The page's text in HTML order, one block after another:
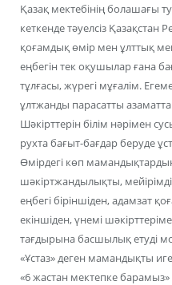
Қазақ мектебінің болашағы
кеткенде тәуелсіз
қоғамдық өмір мен ұлттық
еңбегін тек оқушылар ғана
тұлғасы, жүрегі мұғалім.
ұлтжанды парасатты
Шәкірттерін білім нәрімен
рухта бағыт-бағдар беруде
Өмірдегі көп мамандықтардың
шәкіртжандылықты,
еңбегі біріншіден, адамзат
екіншіден, үнемі
тағдырына басшылық етуді
«Ұстаз» деген мамандықты
«6 жастан мектепке барамыз»